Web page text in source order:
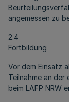
angemessen zu
2.4
Fortbildung
Vor dem Einsatz
Teilnahme an
beim LAFP NRW